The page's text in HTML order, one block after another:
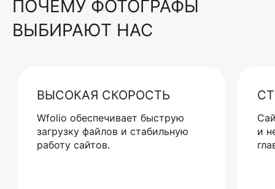
ПОЧЕМУ ФОТОГРАФЫ
ВЫБИРАЮТ НАС
ВЫСОКАЯ СКОРОСТЬ
Wfolio обеспечивает быструю
загрузку файлов и стабильную
работу сайтов.
и